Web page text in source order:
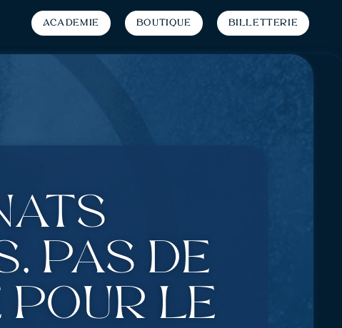
Académie Boutique Billetterie
pas de
pour le